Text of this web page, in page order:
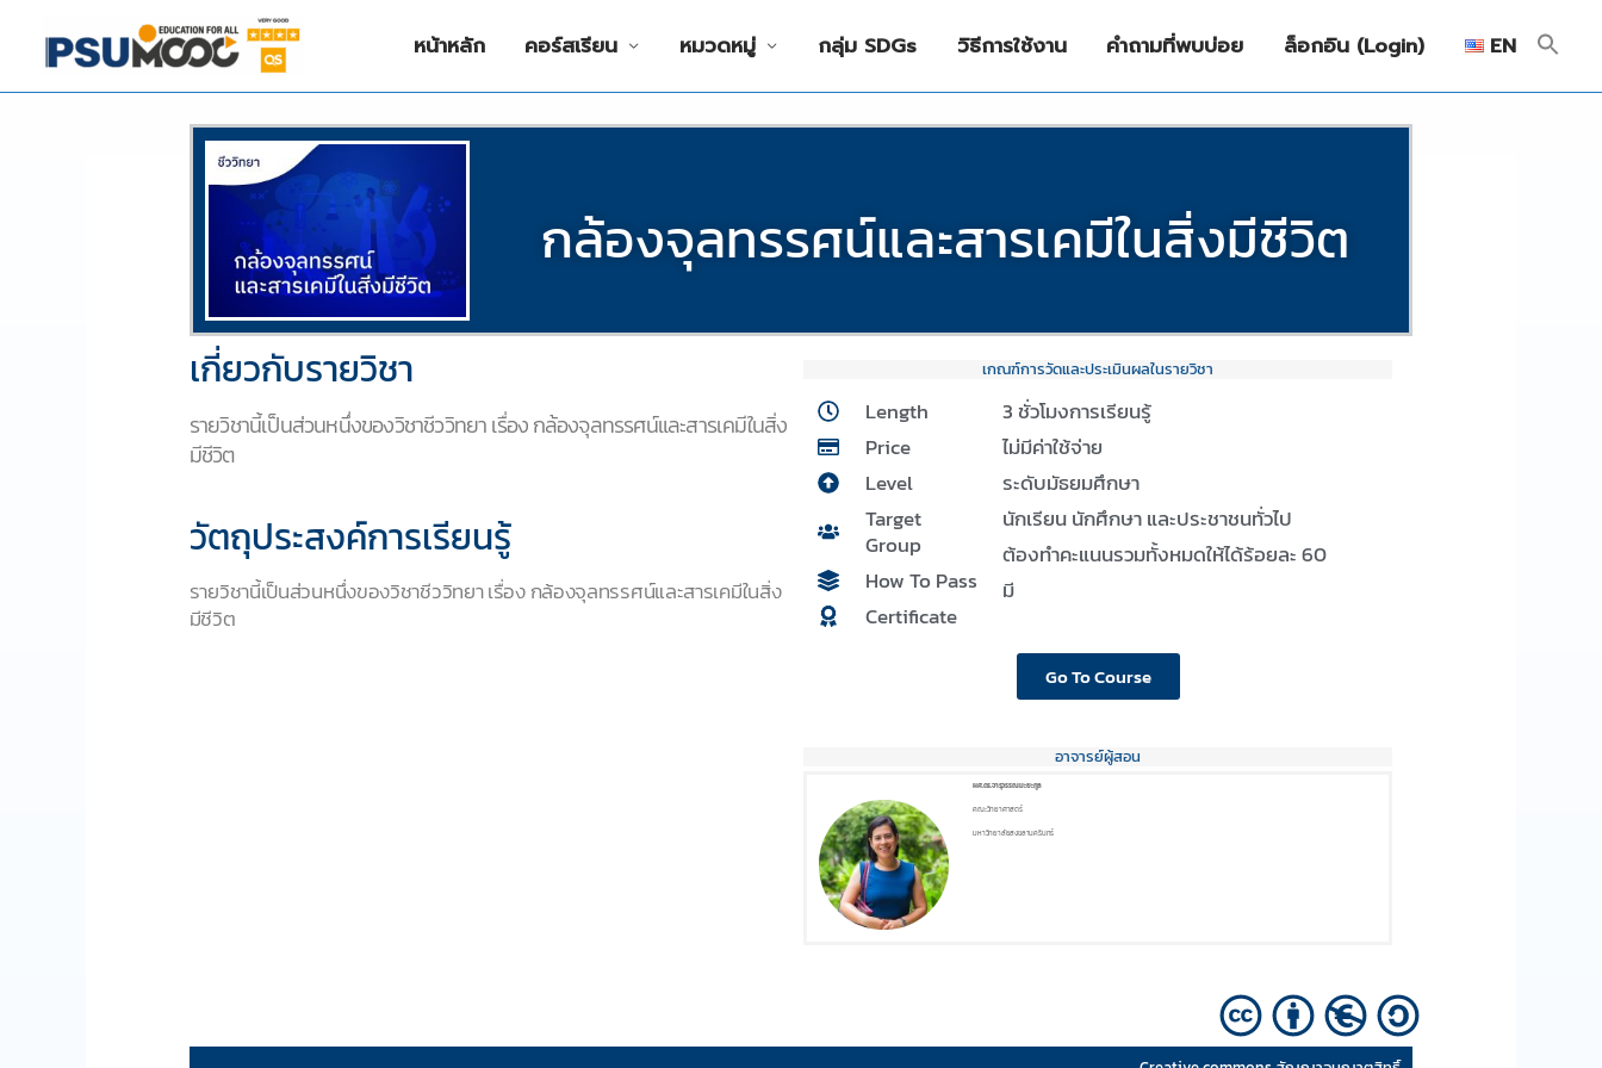
content
หน้าหลัก คอร์สเรียน หมวดหมู่ กลุ่ม SDGs วิธีการใช้งาน คำถามที่พบบ่อย ล็อกอิน (Login) EN
ชีววิทยา (Biology)/ ByNIZAMREE NIMA กล้องจุลทรรศน์และสารเคมีในสิ่งมีชีวิต
เกี่ยวกับรายวิชา
รายวิชานี้เป็นส่วนหนึ่งของวิชาชีววิทยา เรื่อง กล้องจุลทรรศน์และสารเคมีในสิ่ง
มีชีวิต
วัตถุประสงค์การเรียนรู้
รายวิชานี้เป็นส่วนหนึ่งของวิชาชีววิทยา เรื่อง กล้องจุลทรรศน์และสารเคมีในสิ่ง
มีชีวิต
เกณฑ์การวัดและประเมินผลในรายวิชา
Length
Price
Level
Target
Group
How To Pass
Certificate
3 ชั่วโมงการเรียนรู้
ไม่มีค่าใช้จ่าย
ระดับมัธยมศึกษา
นักเรียน นักศึกษา และประชาชนทั่วไป
ต้องทำคะแนนรวมทั้งหมดให้ได้ร้อยละ 60
มี
Go To Course
อาจารย์ผู้สอน
ผศ.ดร.จารุวรรณ มะยะกูล
คณะวิทยาศาสตร์
มหาวิทยาลัยสงขลานครินทร์